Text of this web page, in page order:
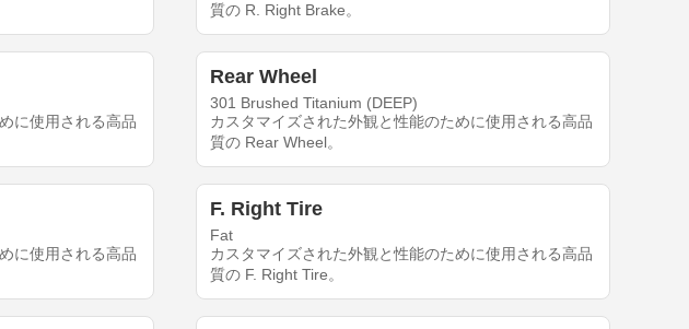
質の R. Right Brake。
に使用される高品
Rear Wheel
301 Brushed Titanium (DEEP)
カスタマイズされた外観と性能のために使用される高品
質の Rear Wheel。
に使用される高品
F. Right Tire
Fat
カスタマイズされた外観と性能のために使用される高品
質の F. Right Tire。